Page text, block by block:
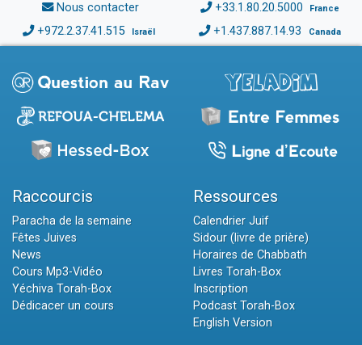
Nous contacter +33.1.80.20.5000 France
+972.2.37.41.515 Israël +1.437.887.14.93 Canada
Raccourcis
Paracha de la semaine
Fêtes Juives
News
Cours Mp3-Vidéo
Yéchiva Torah-Box
Dédicacer un cours
Ressources
Calendrier Juif
Sidour (livre de prière)
Horaires de Chabbath
Livres Torah-Box
Inscription
Podcast Torah-Box
English Version